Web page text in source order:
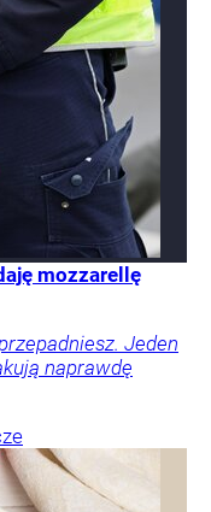
mozzarellę
Jeden
naprawdę